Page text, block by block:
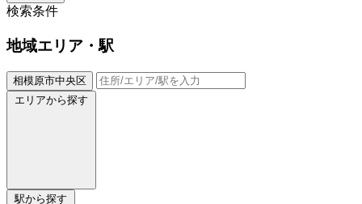
検索条件
地域エリア・駅
相模原市中央区
エリアから探す
駅から探す